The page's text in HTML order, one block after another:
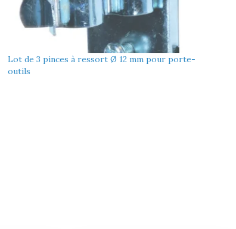
Lot de 3 pinces à ressort Ø 12 mm pour porte-
outils